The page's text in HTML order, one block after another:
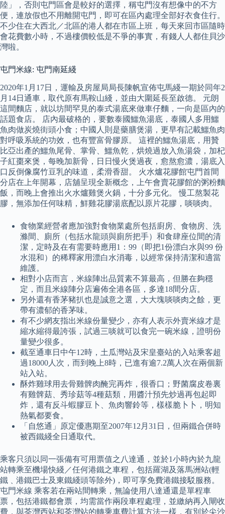
陸」，否則屯門區會是較好的選擇，稱屯門沒有想像中的不方
便，連放假也不用離開屯門，即可在區內處理全部好衣食住行。
不少住在大西北／北區的港人都在市區上班，每天來回市區隨時
會花費數小時，不過樓價較低是不爭的事實，有錢人人都住貝沙
灣啦。
屯門米線: 屯門南延綫
2020年1月17日，運輸及房屋局局長陳帆宣佈屯馬綫一期於同年2
月14日通車，取代原有馬鞍山綫，並由大圍延長至啟德。 元朗
這間麵店，就以坊間罕見的泰式湯底來做車仔麵，一向是區內的
話題食店。 店內最破格的，要數泰國鱷魚湯底，泰國人多用鱷
魚肉做炭燒街頭小食；中國人則是藥膳煲湯，更早有記載鱷魚肉
對呼吸系統的功效，也有豐富骨膠原。 這裡的鱷魚湯底，用贊
比亞出產的鱷魚尾骨、掌骨、鱷魚乾，烘燒過放入魚湯袋，加杞
子紅棗來煲，每晚加新骨，日日慢火煲過夜，愈熬愈濃，湯底入
口反倒像腐竹豆乳的味道，柔滑香甜。 火水爐花膠館屯門首間
分店在上年開幕，店舖呈現全新概念，上午會賣花膠館的粥粉麵
飯，而晚上會推出火水爐雞煲火鍋，十分多元化。 慢工熬製花
膠，無添加任何味精，鮮雞花膠湯底配以原片花膠，啖啖肉。
食物業經營者應加強對食物業處所包括廚房、食物房、洗
滌間、廁所（包括水龍頭與廁所把手）和食肆座位間的清
潔，定時及在有需要時應用1：99（即把1份漂白水與99 份
水混和）的稀釋家用漂白水消毒，以經常保持清潔和適當
維護。
相對小店而言，米線陣出品質素不算最高，但勝在夠穩
定，而且米線陣分店遍佈全港各區，多達18間分店。
另外還有香茅豬扒也是誠意之選，大大塊啖啖肉之餘，更
帶有濃郁的香茅味。
有不少網友指出米線份量變少，亦有人表示外賣米線才是
縮水縮得最誇張，試過三啖就可以食完一碗米線，證明份
量變少很多。
截至通車日中午12時，土瓜灣站及宋皇臺站的入站乘客超
過18000人次，而到晚上8時，已進有逾7.2萬人次在兩個新
站入站。
酥炸雞球用去骨雞髀肉醃完再炸，很香口；野菌腐皮卷裏
有雞髀菇、秀珍菇等4種菇類，用醬汁預先炒過再包起即
炸，還有反斗蝦膠豆卜、魚肉響鈴等，樣樣脆卜卜，明知
熱氣都要食。
「自悠通」原定優惠期至2007年12月31日，但兩鐵合併時
被西鐵綫全日通取代。
乘客只須以同一張備有可用票值之八達通，並於1小時內於九龍
站轉乘至機場快綫／任何港鐵之車程，包括羅湖及落馬洲站(輕
鐵﹑港鐵巴士及東鐵綫頭等除外)，即可享免費港鐵接駁服務。
屯門米線 乘客若在兩站間轉乘，無論使用八達通還是單程車
票，包括港鐵都會票，均需當作兩段車程處理，並繳納再入閘收
費，與荃灣西站和荃灣站的轉乘車費計算方法一樣，有別於尖沙